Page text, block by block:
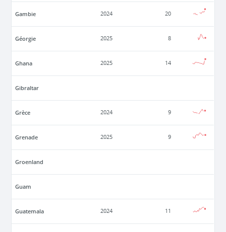
Gambie 2024 20
Géorgie 2025 8
Ghana 2025 14
Gibraltar
Grèce 2024 9
Grenade 2025 9
Groenland
Guam
Guatemala 2024 11